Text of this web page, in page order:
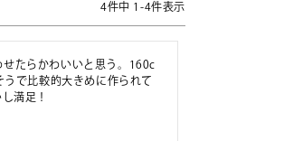
4件中 1 -4件表示
たらかわいいと思う。160c
で比較的大きめに作られて
満足！